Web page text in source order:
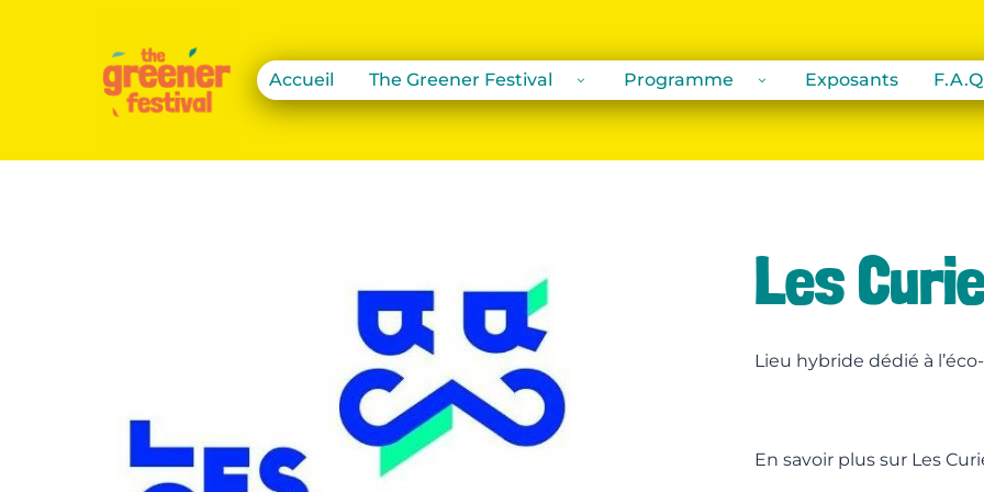
Accueil The Greener Festival Programme Exposants F.A.Q
Les
Lieu hybride dédié à
En savoir plus sur Les